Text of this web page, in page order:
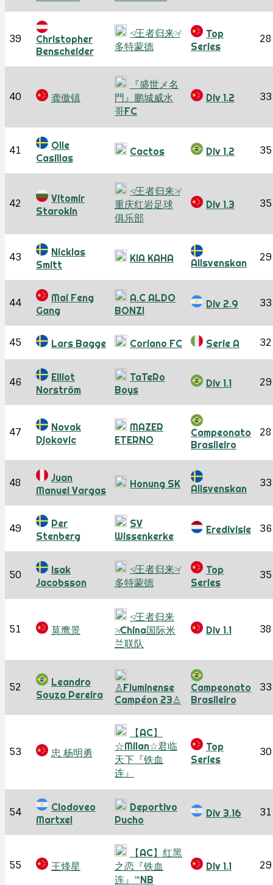
39
Christopher
Benscheider
≮王者归来≯
多特蒙德
Top
Series
28
40 龚傲镇
『盛世メ名
門』鹏城威水
哥FC
Div 1.2 33
41
Olle
Casillas
Cactos Div 1.2 35
42
Vitomir
Starokin
≮王者归来≯
重庆红岩足球
俱乐部
Div 1.3 35
43
Nicklas
Smitt
KIA KAHA Allsvenskan 29
44
Mai Feng
Gang
A.C ALDO
BONZI
Div 2.9 33
45 Lars Bagge Coriano FC Serie A 32
46
Elliot
Norström
TaTeRo
Boys
Div 1.1 29
47
Novak
Djokovic
MAZER
ETERNO
Campeonato
Brasileiro
28
48
Juan
Manuel Vargas
Honung SK Allsvenskan 33
49
Per
Stenberg
SV
Wissenkerke
Eredivisie 36
50
Isak
Jacobsson
≮王者归来≯
多特蒙德
Top
Series
35
51 莫鹰景
≮王者归来
≯China国际米
兰联队
Div 1.1 38
52
Leandro
Souza Pereira
♙Fluminense
Campéon 23♙
Campeonato
Brasileiro
33
53 忠 杨明勇
【AC】
☆Milan☆君临
天下『铁血
连』
Top
Series
30
54
Clodoveo
Martxel
Deportivo
Pucho
Div 3.16 31
55 王烽星
【AC】红黑
之恋『铁血
连』™NB
Div 1.1 29